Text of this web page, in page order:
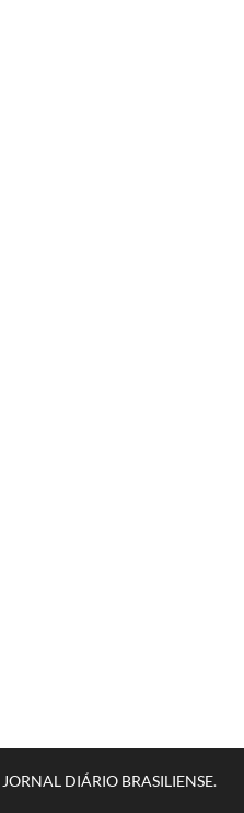
JORNAL DIÁRIO BRASILIENSE.